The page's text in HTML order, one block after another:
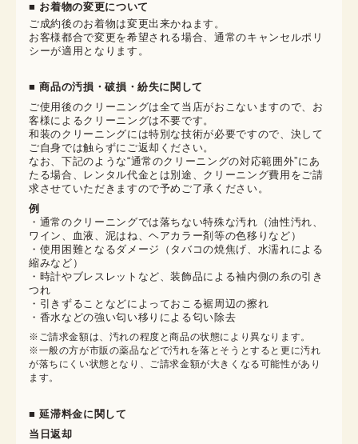
■ お着物の変更について
ご成約後のお着物は変更出来かねます。
お客様都合で変更を希望される場合、通常のキャンセルポリ
シーが適用となります。
■ 商品の汚損・破損・紛失に関して
ご使用後のクリーニングは全て当店がおこないますので、お
客様によるクリーニングは不要です。
和装のクリーニングには特別な技術が必要ですので、決して
ご自身では触らずにご返却ください。
なお、下記のような“通常のクリーニングの対応範囲外”にあ
たる場合、レンタル代金とは別途、クリーニング費用をご請
求させていただきますので予めご了承ください。
例
・通常のクリーニングでは落ちない特殊な汚れ（油性汚れ、
ワイン、血液、泥はね、ヘアカラー剤等の色移りなど）
・使用困難となるダメージ（タバコの焼焦げ、水濡れによる
縮みなど）
・時計やブレスレットなど、装飾品による袖内側の糸の引き
つれ
・引きずることなどによっておこる裾周辺の擦れ
・香水などの強い匂い移りによる匂い除去
※ご請求金額は、汚れの程度と商品の状態により異なります。
※一般の方が市販の薬品などで汚れを落とそうとすると更に汚れ
が落ちにくい状態となり、ご請求金額が大きくなる可能性があり
ます。
■ 延滞料金に関して
当日返却